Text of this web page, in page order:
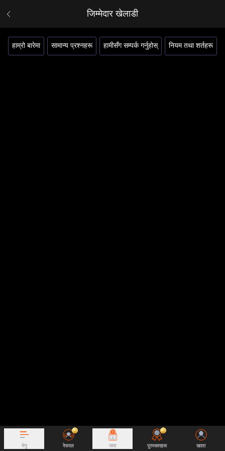
जिम्मेदार खेलाडी
हाम्रो बारेमा सामान्य प्रश्नहरू हामीसँग सम्पर्क गर्नुहोस् नियम तथा शर्तहरू
मेनु रेफरल जमा पुरस्कारहरू खाता